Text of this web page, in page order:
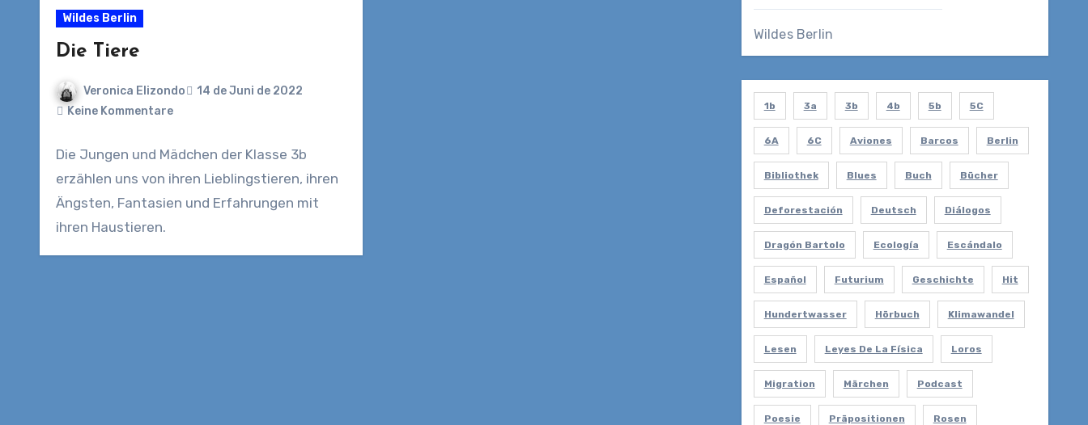
Wildes Berlin
Die Tiere
Veronica Elizondo
14 de Juni de 2022
Keine Kommentare
Die Jungen und Mädchen der Klasse 3b
erzählen uns von ihren Lieblingstieren, ihren
Ängsten, Fantasien und Erfahrungen mit
ihren Haustieren.
Wildes Berlin
1b 3a 3b 4b 5b 5C
6A 6C Aviones Barcos Berlin
Bibliothek Blues Buch Bücher
Deforestación Deutsch Diálogos
Dragón Bartolo Ecología Escándalo
Español Futurium Geschichte Hit
Hundertwasser Hörbuch Klimawandel
Lesen Leyes De La Física Loros
Migration Märchen Podcast
Poesie Präpositionen Rosen